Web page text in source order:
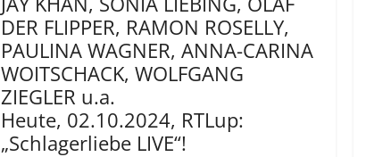
DER FLIPPER, RAMON ROSELLY,
PAULINA WAGNER, ANNA-CARINA
WOITSCHACK, WOLFGANG
ZIEGLER u.a.
Heute, 02.10.2024, RTLup:
„Schlagerliebe LIVE“!